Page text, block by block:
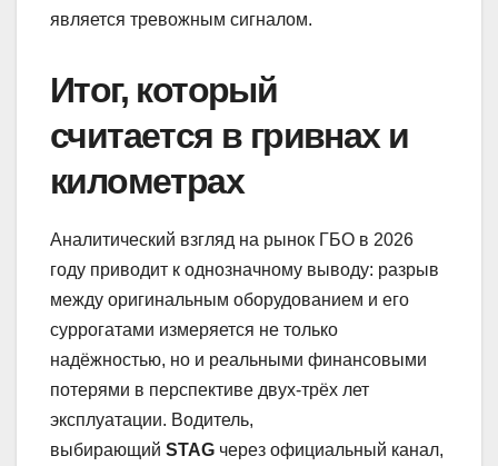
является тревожным сигналом.
Итог, который
считается в гривнах и
километрах
Аналитический взгляд на рынок ГБО в 2026
году приводит к однозначному выводу: разрыв
между оригинальным оборудованием и его
суррогатами измеряется не только
надёжностью, но и реальными финансовыми
потерями в перспективе двух-трёх лет
эксплуатации. Водитель,
выбирающий STAG через официальный канал,